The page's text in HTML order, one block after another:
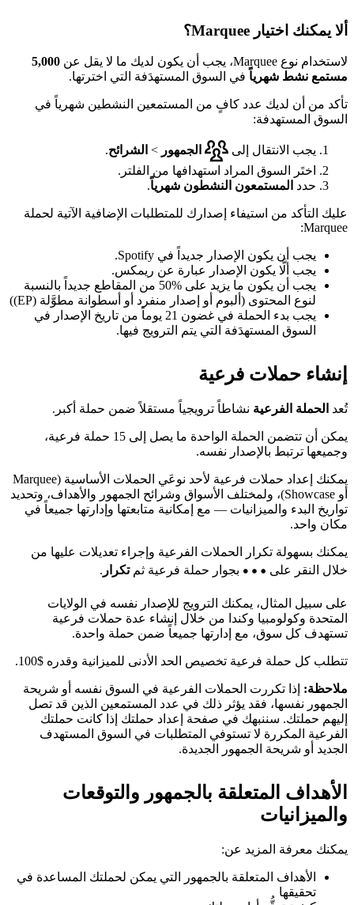
ألا يمكنك اختيار Marquee؟
لاستخدام نوع Marquee، يجب أن يكون لديك ما لا يقل عن
5,000
مستمع نشط شهرياً في السوق المستهدَفة التي اخترتها.
تأكد من أن لديك عدد كافٍ من المستمعين النشطين شهرياً في
السوق المستهدفة:
يجب الانتقال إلى الجمهور > الشرائح.
اختَر السوق المراد استهدافها من الفلتر.
حدد المستمعون النشطون شهرياً.
عليك التأكد من استيفاء إصدارك للمتطلبات الإضافية الآتية لحملة
Marquee:
يجب أن يكون الإصدار جديداً في Spotify.
يجب ألَّا يكون الإصدار عبارة عن ريمكس.
يجب أن يكون ما يزيد على %50 من المقاطع جديداً بالنسبة
لنوع المحتوى (ألبوم أو إصدار منفرد أو أسطوانة مطوَّلة (EP))
يجب بدء الحملة في غضون 21 يوماً من تاريخ الإصدار في
السوق المستهدَفة التي يتم الترويج فيها.
إنشاء حملات فرعية
تُعد الحملة الفرعية نشاطاً ترويجياً مستقلاً ضمن حملة أكبر.
يمكن أن تتضمن الحملة الواحدة ما يصل إلى 15 حملة فرعية،
وجميعها ترتبط بالإصدار نفسه.
يمكنك إعداد حملات فرعية لأحد نوعَي الحملات الأساسية (Marquee
أو Showcase)، ولمختلف الأسواق وشرائح الجمهور والأهداف، وتحديد
تواريخ البدء والميزانيات — مع إمكانية متابعتها وإدارتها جميعاً في
مكان واحد.
يمكنك بسهولة تكرار الحملات الفرعية وإجراء تعديلات عليها من
خلال النقر على
بجوار حملة فرعية ثمتكرار .
على سبيل المثال، يمكنك الترويج للإصدار نفسه في الولايات
المتحدة وكولومبيا وكندا من خلال إنشاء عدة حملات فرعية
تستهدف كل سوق، مع إدارتها جميعاً ضمن حملة واحدة.
تتطلب كل حملة فرعية تخصيص الحد الأدنى للميزانية وقدره $100.
ملاحظة: إذا تكررت الحملات الفرعية في السوق نفسه أو شريحة
الجمهور نفسها، فقد يؤثر ذلك في عدد المستمعين الذين قد تصل
إليهم حملتك. سننبهك في صفحة إعداد حملتك إذا كانت حملتك
الفرعية المكررة لا تستوفي المتطلبات في السوق المستهدف
الجديد أو شريحة الجمهور الجديدة.
الأهداف المتعلقة بالجمهور والتوقعات
والميزانيات
يمكنك معرفة المزيد عن:
الأهداف المتعلقة بالجمهور التي يمكن لحملتك المساعدة في
تحقيقها